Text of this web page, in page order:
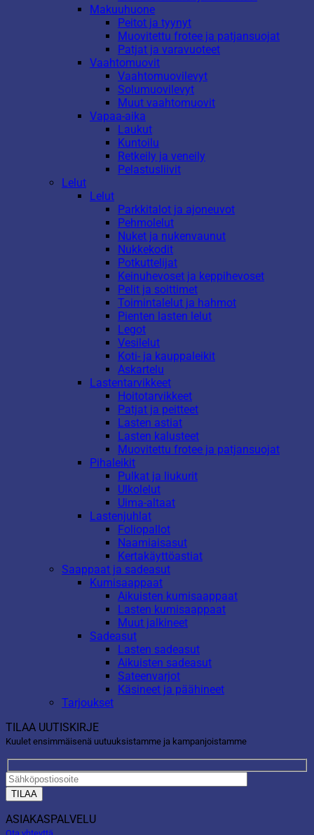
Makuuhuone
Peitot ja tyynyt
Muovitettu frotee ja patjansuojat
Patjat ja varavuoteet
Vaahtomuovit
Vaahtomuovilevyt
Solumuovilevyt
Muut vaahtomuovit
Vapaa-aika
Laukut
Kuntoilu
Retkeily ja veneily
Pelastusliivit
Lelut
Lelut
Parkkitalot ja ajoneuvot
Pehmolelut
Nuket ja nukenvaunut
Nukkekodit
Potkuttelijat
Keinuhevoset ja keppihevoset
Pelit ja soittimet
Toimintalelut ja hahmot
Pienten lasten lelut
Legot
Vesilelut
Koti- ja kauppaleikit
Askartelu
Lastentarvikkeet
Hoitotarvikkeet
Patjat ja peitteet
Lasten astiat
Lasten kalusteet
Muovitettu frotee ja patjansuojat
Pihaleikit
Pulkat ja liukurit
Ulkolelut
Uima-altaat
Lastenjuhlat
Foliopallot
Naamiaisasut
Kertakäyttöastiat
Saappaat ja sadeasut
Kumisaappaat
Aikuisten kumisaappaat
Lasten kumisaappaat
Muut jalkineet
Sadeasut
Lasten sadeasut
Aikuisten sadeasut
Sateenvarjot
Käsineet ja päähineet
Tarjoukset
TILAA UUTISKIRJE
Kuulet ensimmäisenä uutuuksistamme ja kampanjoistamme
ASIAKASPALVELU